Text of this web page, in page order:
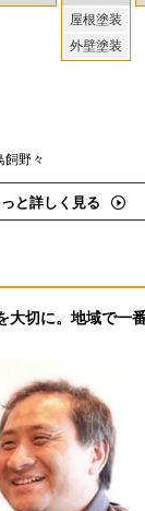
屋根塗装
外壁塗装
飼野々
っと詳しく見る
大切に。地域で一